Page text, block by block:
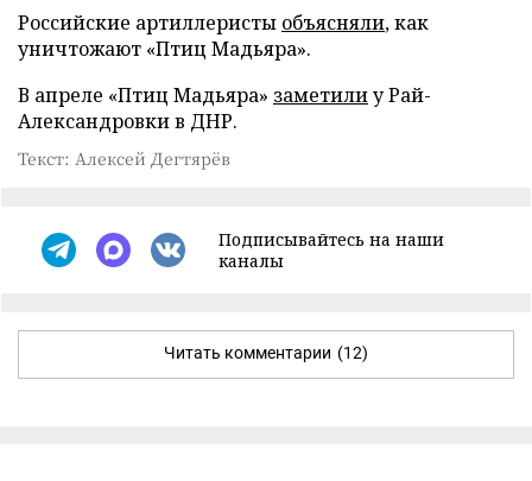
Российские артиллеристы объясняли, как
уничтожают «Птиц Мадьяра».
В апреле «Птиц Мадьяра» заметилиу Рай-
Александровки в ДНР.
Текст: Алексей Дегтярёв
Подписывайтесь на наши
каналы
Читать комментарии (12)